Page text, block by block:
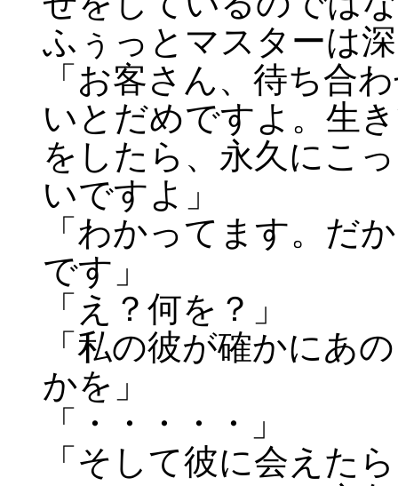
ふぅっとマスターは
「お客さん、待ち合
いとだめですよ。生
をしたら、永久にこ
いですよ」
「わかってます。だ
です」
「え？何を？」
「私の彼が確かにあ
かを」
「・・・・・」
「そして彼に会えた